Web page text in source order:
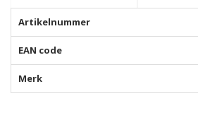
Artikelnummer
EAN code
Merk